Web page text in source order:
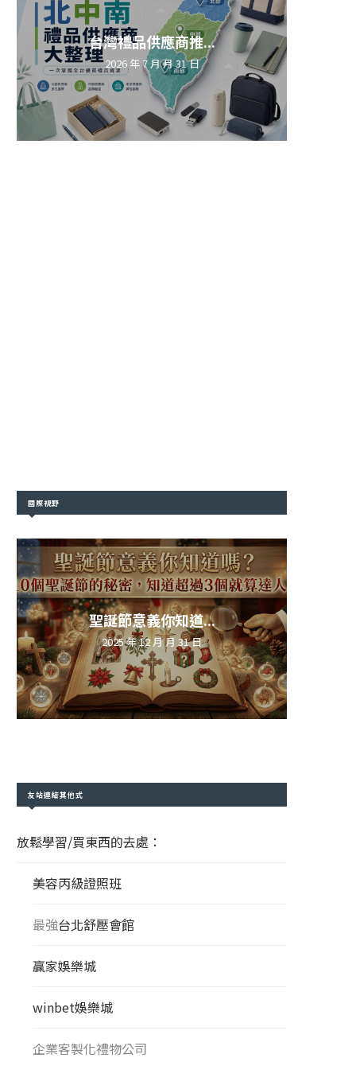
台灣禮品供應商推...
2026 年 7 月 月 31 日
國際視野
聖誕節意義你知道...
2025 年 12 月 月 31 日
友站連結其他式
放鬆學習/買東西的去處：
美容丙級證照班
最強台北舒壓會館
贏家娛樂城
winbet娛樂城
企業客製化禮物公司